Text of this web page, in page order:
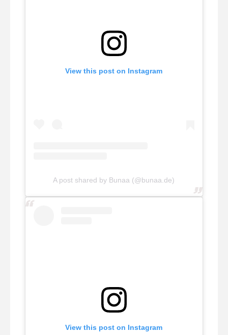
View this post on Instagram
A post shared by Bunaa (@bunaa.de)
View this post on Instagram